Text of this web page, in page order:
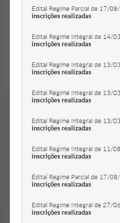
Edital Regime Parcial de 17/
inscrições realizadas
Edital Regime Integral de 14/
inscrições realizadas
Edital Regime Integral de 13/
inscrições realizadas
Edital Regime Integral de 13/
inscrições realizadas
Edital Regime Integral de 13/
inscrições realizadas
Edital Regime Integral de 11/
inscrições realizadas
Edital Regime Parcial de 17/
inscrições realizadas
Edital Regime Integral de 27/
inscrições realizadas